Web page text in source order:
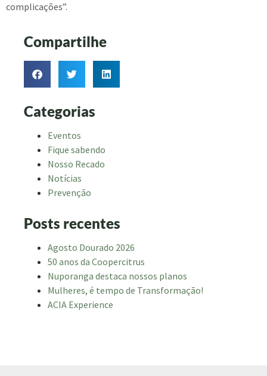
complicações”.
Compartilhe
Categorias
Eventos
Fique sabendo
Nosso Recado
Notícias
Prevenção
Posts recentes
Agosto Dourado 2026
50 anos da Coopercitrus
Nuporanga destaca nossos planos
Mulheres, é tempo de Transformação!
ACIA Experience